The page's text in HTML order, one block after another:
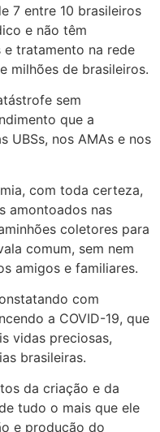
7 entre 10 brasileiros
e não têm
tratamento na rede
milhões de brasileiros.
sem
que a
UBSs, nos AMAs e nos
com toda certeza,
amontoados nas
coletores para
comum, sem nem
amigos e familiares.
com
a COVID-19, que
vidas preciosas,
brasileiras.
da criação e da
tudo o mais que ele
e produção do